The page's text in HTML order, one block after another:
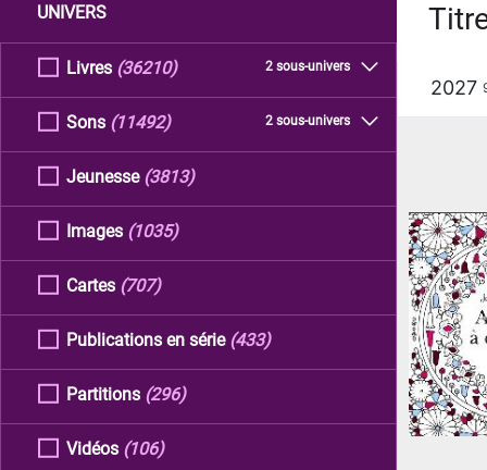
UNIVERS
Livres 2 sous-univers
(36210)
Sons 2 sous-univers
(11492)
Jeunesse (3813)
Images (1035)
Cartes (707)
Publications en série (433)
Partitions (296)
Vidéos (106)
2027